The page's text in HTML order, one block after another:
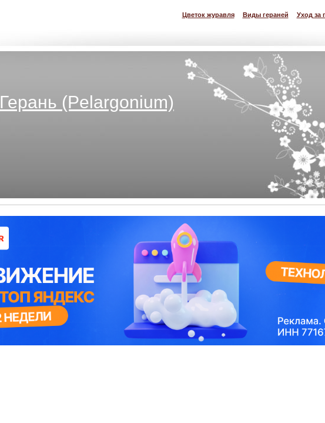
Цветок журавля Виды гераней Уход за
Герань (Pelargonium)